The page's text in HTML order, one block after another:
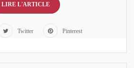
LIRE L'ARTICLE
Twitter Pinterest